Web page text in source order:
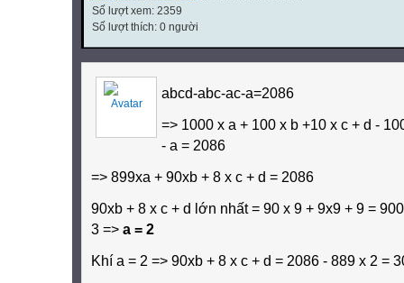
Số lượt xem: 2359
Số lượt thích: 0 người
abcd-abc-ac-a=2086
=> 1000 x a + 100 x b +10 x c + d -
- a = 2086
=> 899xa + 90xb + 8 x c + d = 2086
90xb + 8 x c + d lớn nhất = 90 x 9 + 9x9 + 9 =
3 => a = 2
Khí a = 2 => 90xb + 8 x c + d = 2086 - 889 x 2 =